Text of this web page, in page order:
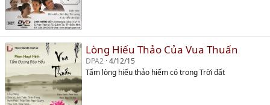
Lòng Hiếu Thảo Của Vua Thuấn
DPA2 4/12/15
Tấm lòng hiếu thảo hiếm có trong Trời đất